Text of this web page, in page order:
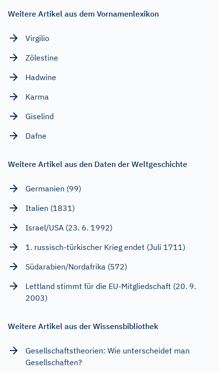
Weitere Artikel aus dem Vornamenlexikon
Virgilio
Zölestine
Hadwine
Karma
Giselind
Dafne
Weitere Artikel aus den Daten der Weltgeschichte
Germanien (99)
Italien (1831)
Israel/USA (23. 6. 1992)
1. russisch-türkischer Krieg endet (Juli 1711)
Südarabien/Nordafrika (572)
Lettland stimmt für die EU-Mitgliedschaft (20. 9.
2003)
Weitere Artikel aus der Wissensbibliothek
Gesellschaftstheorien: Wie unterscheidet man
Gesellschaften?